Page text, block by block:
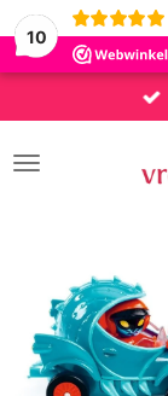
10